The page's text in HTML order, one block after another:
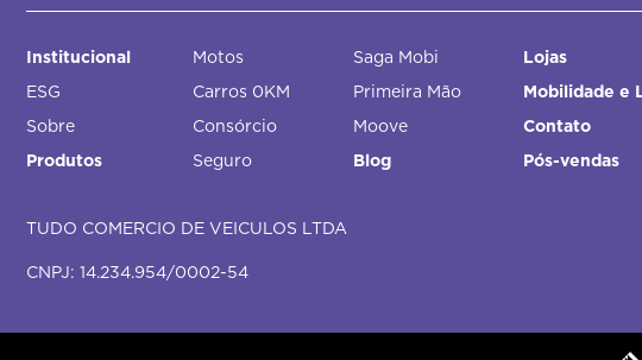
Institucional
ESG
Sobre
Produtos
Motos
Carros 0KM
Consórcio
Seguro
Saga Mobi
Primeira Mão
Moove
Blog
Lojas
Mobilidade e
Contato
Pós-vendas
TUDO COMERCIO DE VEICULOS LTDA
CNPJ: 14.234.954/0002-54